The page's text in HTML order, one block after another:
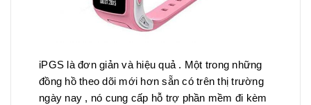
iPGS là đơn giản và hiệu quả . Một trong những
đồng hồ theo dõi mới hơn sẵn có trên thị trường
ngày nay , nó cung cấp hỗ trợ phần mềm đi kèm